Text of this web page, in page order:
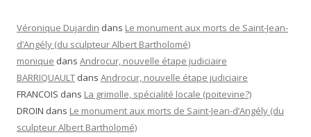
Véronique Dujardin dans Le monument aux morts de Saint-Jean-
d’Angély (du sculpteur Albert Bartholomé)
monique dans Androcur, nouvelle étape judiciaire
BARRIQUAULT dans Androcur, nouvelle étape judiciaire
FRANCOIS dans La grimolle, spécialité locale (poitevine?)
DROIN dans Le monument aux morts de Saint-Jean-d’Angély (du
sculpteur Albert Bartholomé)